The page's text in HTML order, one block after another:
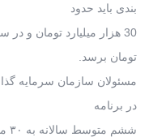
بندی باید حدود
تومان برسد.
مسئولان سازمان سرمایه
در برنامه